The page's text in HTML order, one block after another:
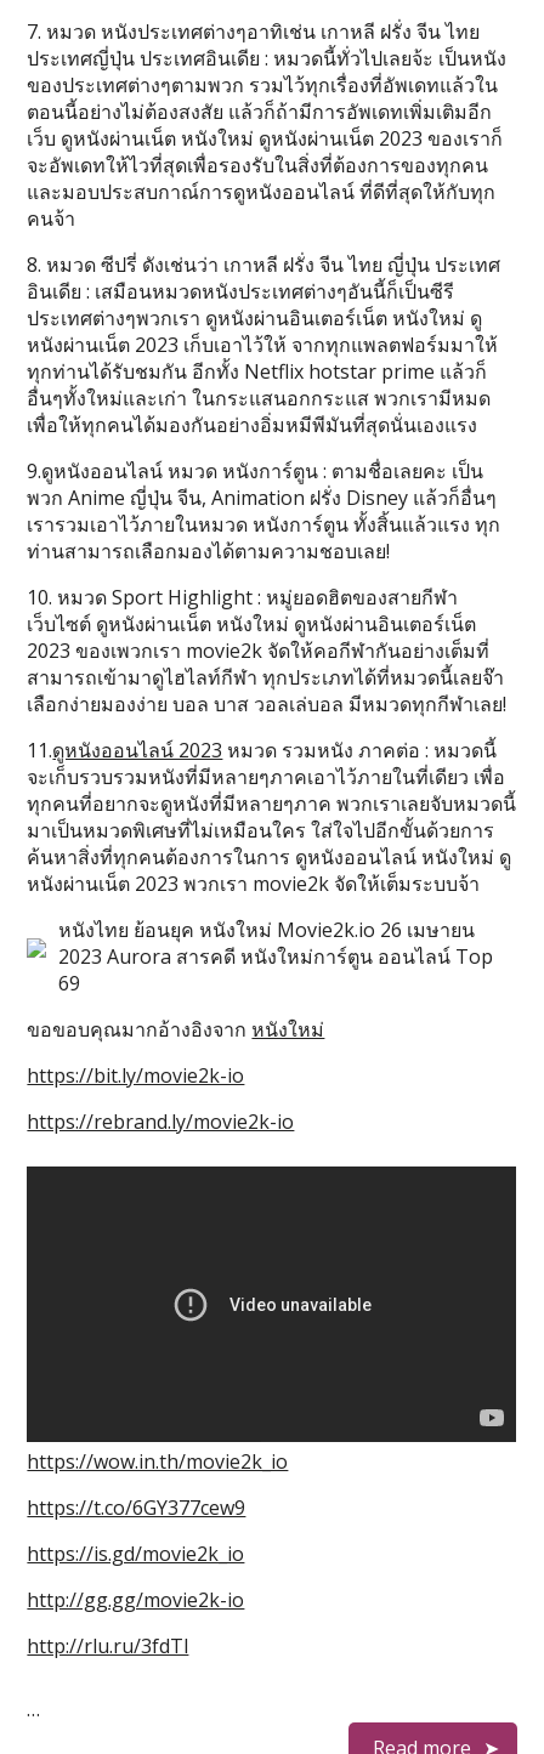
7. หมวด หนังประเทศต่างๆอาทิเช่น เกาหลี ฝรั่ง จีน ไทย
ประเทศญี่ปุ่น ประเทศอินเดีย : หมวดนี้ทั่วไปเลยจ้ะ เป็นหนัง
ของประเทศต่างๆตามพวก รวมไว้ทุกเรื่องที่อัพเดทแล้วใน
ตอนนี้อย่างไม่ต้องสงสัย แล้วก็ถ้ามีการอัพเดทเพิ่มเติมอีก
เว็บ ดูหนังผ่านเน็ต หนังใหม่ ดูหนังผ่านเน็ต 2023 ของเราก็
จะอัพเดทให้ไวที่สุดเพื่อรองรับในสิ่งที่ต้องการของทุกคน
และมอบประสบกาณ์การดูหนังออนไลน์ ที่ดีที่สุดให้กับทุก
คนจ้า
8. หมวด ซีปรี่ ดังเช่นว่า เกาหลี ฝรั่ง จีน ไทย ญี่ปุ่น ประเทศ
อินเดีย : เสมือนหมวดหนังประเทศต่างๆอันนี้ก็เป็นซีรี
ประเทศต่างๆพวกเรา ดูหนังผ่านอินเตอร์เน็ต หนังใหม่ ดู
หนังผ่านเน็ต 2023 เก็บเอาไว้ให้ จากทุกแพลตฟอร์มมาให้
ทุกท่านได้รับชมกัน อีกทั้ง Netflix hotstar prime แล้วก็
อื่นๆทั้งใหม่และเก่า ในกระแสนอกกระแส พวกเรามีหมด
เพื่อให้ทุกคนได้มองกันอย่างอิ่มหมีพีมันที่สุดนั่นเองแรง
9.ดูหนังออนไลน์ หมวด หนังการ์ตูน : ตามชื่อเลยคะ เป็น
พวก Anime ญี่ปุ่น จีน, Animation ฝรั่ง Disney แล้วก็อื่นๆ
เรารวมเอาไว้ภายในหมวด หนังการ์ตูน ทั้งสิ้นแล้วแรง ทุก
ท่านสามารถเลือกมองได้ตามความชอบเลย!
10. หมวด Sport Highlight : หมู่ยอดฮิตของสายกีฬา
เว็บไซต์ ดูหนังผ่านเน็ต หนังใหม่ ดูหนังผ่านอินเตอร์เน็ต
2023 ของเพวกเรา movie2k จัดให้คอกีฬากันอย่างเต็มที่
สามารถเข้ามาดูไฮไลท์กีฬา ทุกประเภทได้ที่หมวดนี้เลยจ๊า
เลือกง่ายมองง่าย บอล บาส วอลเล่บอล มีหมวดทุกกีฬาเลย!
11.ดูหนังออนไลน์ 2023 หมวด รวมหนัง ภาคต่อ : หมวดนี้
จะเก็บรวบรวมหนังที่มีหลายๆภาคเอาไว้ภายในที่เดียว เพื่อ
ทุกคนที่อยากจะดูหนังที่มีหลายๆภาค พวกเราเลยจับหมวดนี้
มาเป็นหมวดพิเศษที่ไม่เหมือนใคร ใส่ใจไปอีกขั้นด้วยการ
ค้นหาสิ่งที่ทุกคนต้องการในการ ดูหนังออนไลน์ หนังใหม่ ดู
หนังผ่านเน็ต 2023 พวกเรา movie2k จัดให้เต็มระบบจ้า
หนังไทย ย้อนยุค หนังใหม่ Movie2k.io 26 เมษายน
2023 Aurora สารคดี หนังใหม่การ์ตูน ออนไลน์ Top
69
ขอขอบคุณมากอ้างอิงจากหนังใหม่
https://bit.ly/movie2k-io
https://rebrand.ly/movie2k-io
https://wow.in.th/movie2k_io
https://t.co/6GY377cew9
https://is.gd/movie2k_io
http://gg.gg/movie2k-io
http://rlu.ru/3fdTl
…
Read more